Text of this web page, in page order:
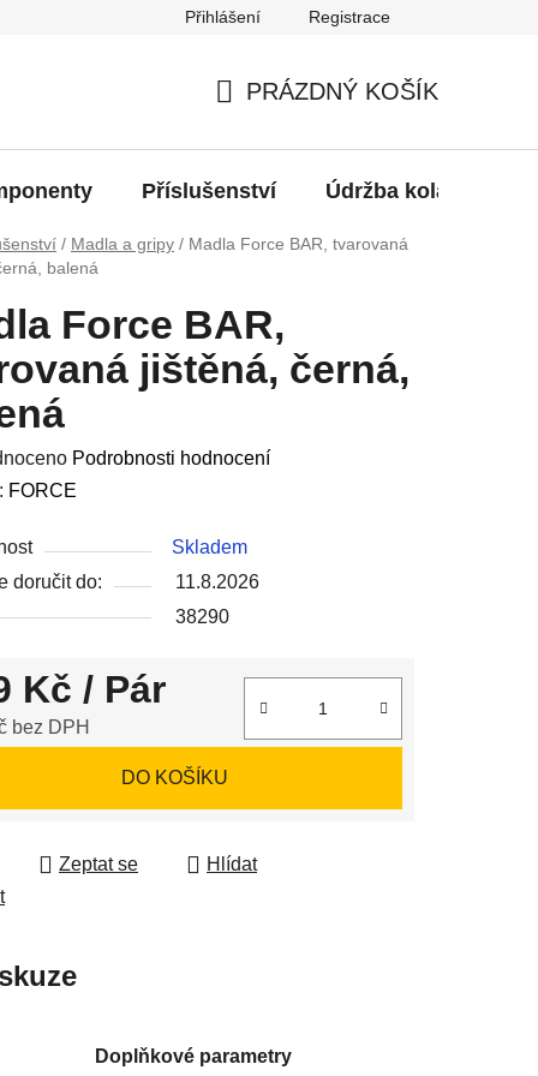
Přihlášení Registrace
KOŠÍK
PRÁZDNÝ KOŠÍK
Příslušenství Údržba kola
/ Madla a gripy / Madla Force BAR, tvarovaná
balená
Force BAR,
jištěná, černá,
Podrobnosti hodnocení
FORCE
Skladem
doručit do:
11.8.2026
38290
Kč / Pár
bez DPH
DO KOŠÍKU
Zeptat se
Hlídat
Doplňkové parametry